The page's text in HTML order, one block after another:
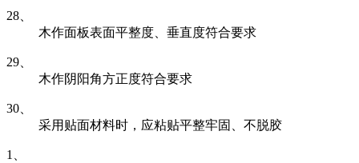
28、
木作面板表面平整度、垂直度符合要求
29、
木作阴阳角方正度符合要求
30、
采用贴面材料时，应粘贴平整牢固、不脱胶
1、